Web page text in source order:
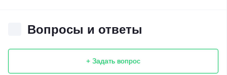
Вопросы и ответы
+ Задать вопрос